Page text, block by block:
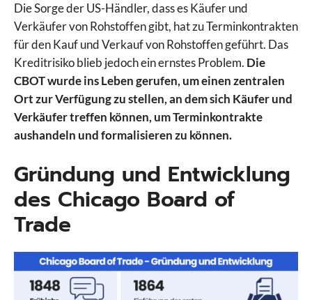
Die Sorge der US-Händler, dass es Käufer und
Verkäufer von Rohstoffen gibt, hat zu Terminkontrakten
für den Kauf und Verkauf von Rohstoffen geführt. Das
Kreditrisiko blieb jedoch ein ernstes Problem. Die
CBOT wurde ins Leben gerufen, um einen zentralen
Ort zur Verfügung zu stellen, an dem sich Käufer und
Verkäufer treffen können, um Terminkontrakte
aushandeln und formalisieren zu können.
Gründung und Entwicklung
des Chicago Board of
Trade